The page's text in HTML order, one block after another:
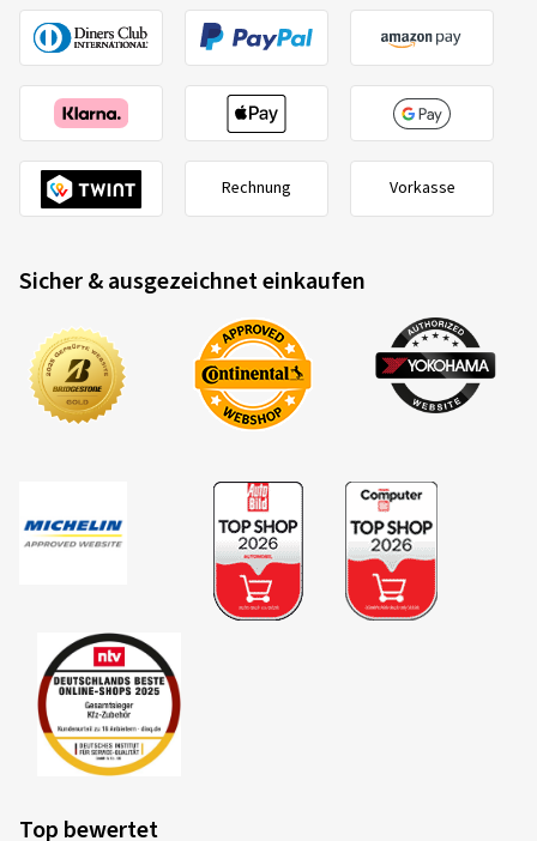
Rechnung Vorkasse
Sicher & ausgezeichnet einkaufen
Top bewertet